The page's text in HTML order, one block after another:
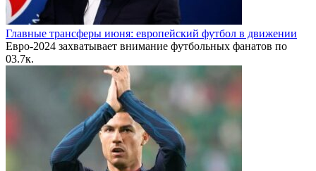
Главные трансферы июня: европейский футбол в движении
Евро-2024 захватывает внимание футбольных фанатов по
03.7к.